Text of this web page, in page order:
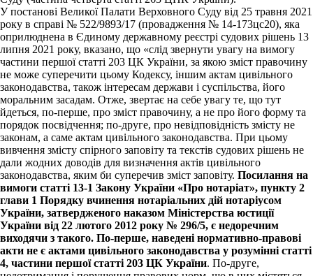
У постанові Великої Палати Верховного Суду від 25 травня 2021
року в справі № 522/9893/17 (провадження № 14-173цс20), яка
оприлюднена в Єдиному державному реєстрі судових рішень 13
липня 2021 року, вказано, що «слід звернути увагу на вимогу
частини першої статті 203 ЦК України, за якою зміст правочину
не може суперечити цьому Кодексу, іншим актам цивільного
законодавства, також інтересам держави і суспільства, його
моральним засадам. Отже, звертає на себе увагу те, що тут
йдеться, по-перше, про зміст правочину, а не про його форму та
порядок посвідчення; по-друге, про невідповідність змісту не
законам, а саме актам цивільного законодавства. При цьому
вивчення змісту спірного заповіту та текстів судових рішень не
дали жодних доводів для визначення актів цивільного
законодавства, яким би суперечив зміст заповіту. Посилання на
вимоги статті 13-1 Закону України «Про нотаріат», пункту 2
глави 1 Порядку вчинення нотаріальних дій нотаріусом
України, затвердженого наказом Міністерства юстиції
України від 22 лютого 2012 року № 296/5, є недоречним
виходячи з такого. По-перше, наведені нормативно-правові
акти не є актами цивільного законодавства у розумінні статті
4, частини першої статті 203 ЦК України. По-друге,